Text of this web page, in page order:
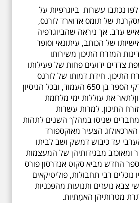
נכתבו עשרות ביוגרפיות על
של תומס אדוארד לורנס,
ערב. אך ניראה שהביוגרפיה
של הכותב, עיתונאי וסופר
המזרח התיכון משירותו
צדדים ידועים פחות של פעילותו
התיכון. חידת דמותו של לורנס
ניצבת ועולה בכל פרקי הספר בן 650 העמוד, ובכל הניסיון
לתאר את עוללות ימי מלחמת
התיכון. למרות עשרות
שניסו במהלך השנים לתהות
הארכאולוג הצעיר מאוקספורד
עד כיבוש דמשק ושב לביתו
מבגידותיהן של המעצמות
החדש מביא סקוט אנדרסון פורס
נוכלים רבי תחבולות, פוליטיקאים
צבא נועזים ותנועות מהפכניות
מטרותיהן האמִתיות.